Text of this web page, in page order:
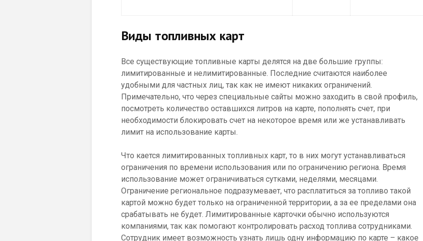
Виды топливных карт
Все существующие топливные карты делятся на две большие группы:
лимитированные и нелимитированные. Последние считаются наиболее
удобными для частных лиц, так как не имеют никаких ограничений.
Примечательно, что через специальные сайты можно заходить в свой профиль,
посмотреть количество оставшихся литров на карте, пополнять счет, при
необходимости блокировать счет на некоторое время или же устанавливать
лимит на использование карты.
Что кается лимитированных топливных карт, то в них могут устанавливаться
ограничения по времени использования или по ограничению региона. Время
использование может ограничиваться сутками, неделями, месяцами.
Ограничение региональное подразумевает, что расплатиться за топливо такой
картой можно будет только на ограниченной территории, а за ее пределами она
срабатывать не будет. Лимитированные карточки обычно используются
компаниями, так как помогают контролировать расход топлива сотрудниками.
Сотрудник имеет возможность узнать лишь одну информацию по карте – какое